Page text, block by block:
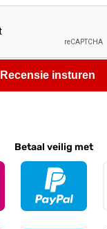
Recensie insturen
Betaal veilig met